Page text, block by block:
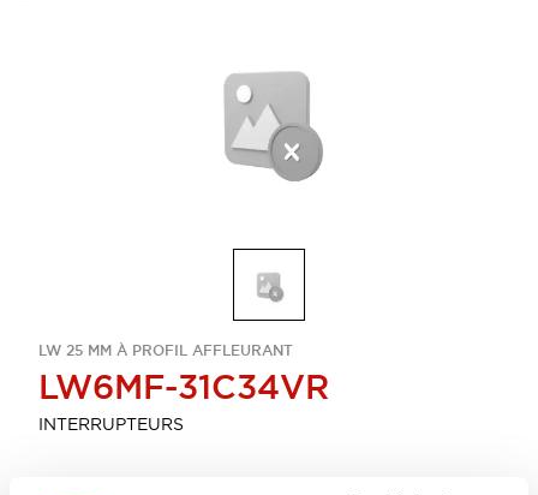
LW 25 MM À PROFIL AFFLEURANT
LW6MF-31C34VR
INTERRUPTEURS